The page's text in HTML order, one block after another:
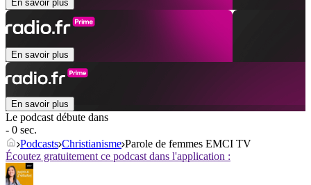
En savoir plus
En savoir plus
En savoir plus
Le podcast débute dans
- 0 sec.
Podcasts Christianisme Parole de femmes EMCI TV
Écoutez gratuitement ce podcast dans l'application :